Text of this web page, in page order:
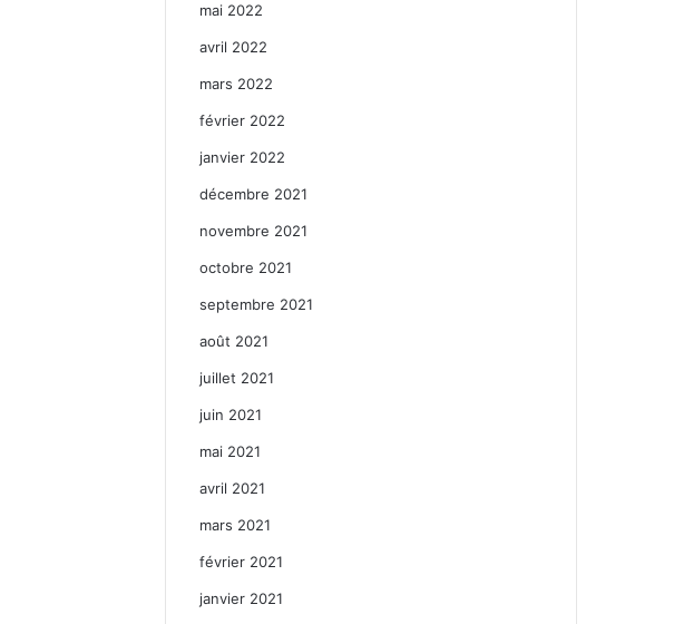
mai 2022
avril 2022
mars 2022
février 2022
janvier 2022
décembre 2021
novembre 2021
octobre 2021
septembre 2021
août 2021
juillet 2021
juin 2021
mai 2021
avril 2021
mars 2021
février 2021
janvier 2021